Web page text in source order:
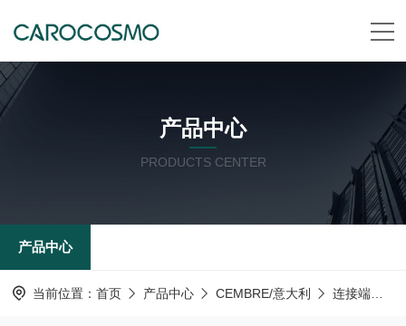
产品中心
PRODUCTS CENTER
产品中心
当前位置： 首页 产品中心 CEMBRE/意大利 连接端子